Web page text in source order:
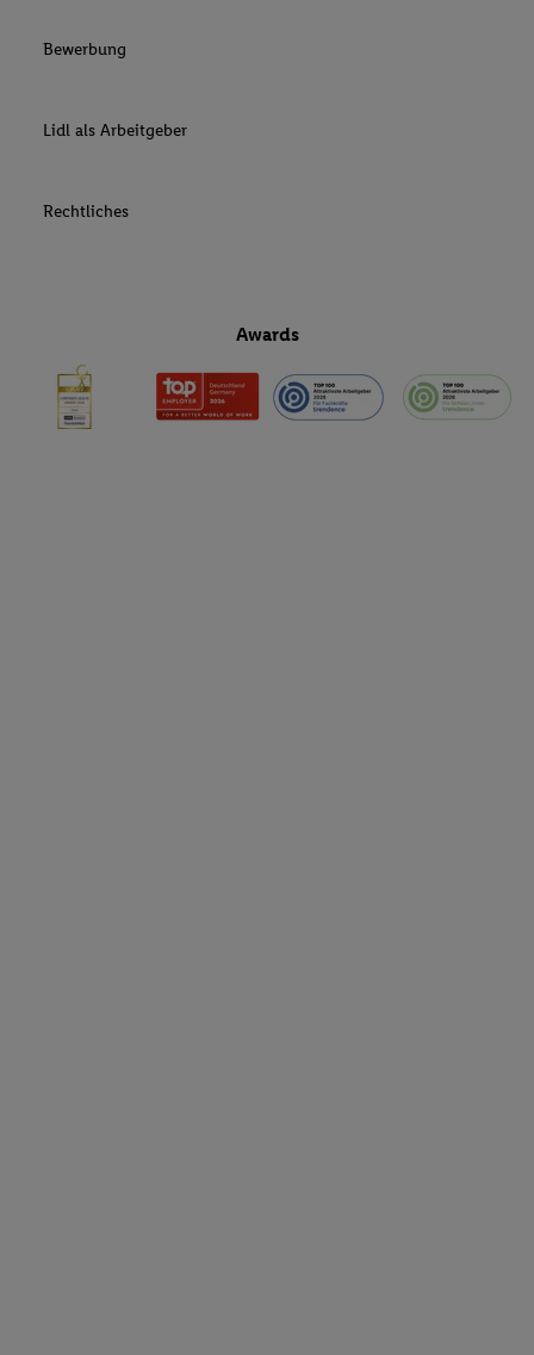
Bewerbung
Lidl als Arbeitgeber
Rechtliches
Awards